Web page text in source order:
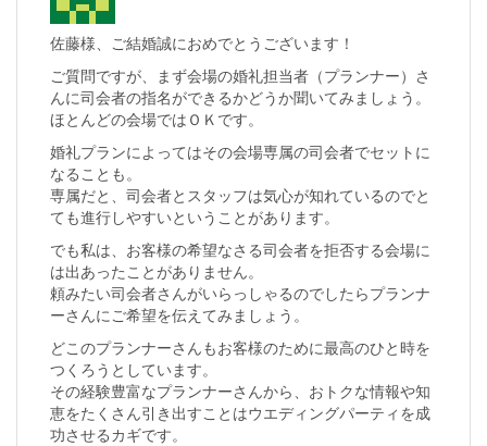
佐藤様、ご結婚誠におめでとうございます！
ご質問ですが、まず会場の婚礼担当者（プランナー）さ
んに司会者の指名ができるかどうか聞いてみましょう。
ほとんどの会場ではＯＫです。
婚礼プランによってはその会場専属の司会者でセットに
なることも。
専属だと、司会者とスタッフは気心が知れているのでと
ても進行しやすいということがあります。
でも私は、お客様の希望なさる司会者を拒否する会場に
は出あったことがありません。
頼みたい司会者さんがいらっしゃるのでしたらプランナ
ーさんにご希望を伝えてみましょう。
どこのプランナーさんもお客様のために最高のひと時を
つくろうとしています。
その経験豊富なプランナーさんから、おトクな情報や知
恵をたくさん引き出すことはウエディングパーティを成
功させるカギです。